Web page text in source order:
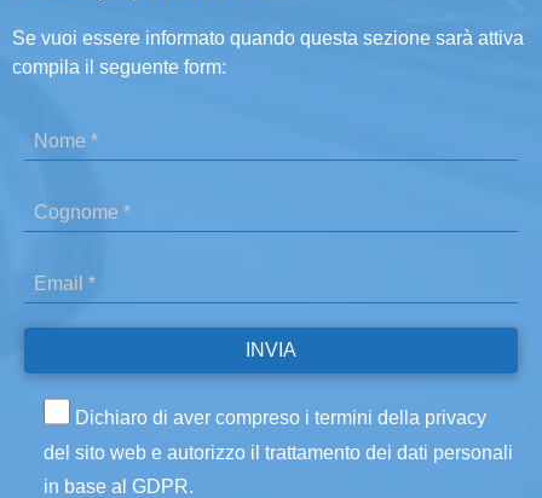
Se vuoi essere informato quando questa sezione sarà attiva
compila il seguente form:
Dichiaro di aver compreso i termini della privacy
del sito web e autorizzo il trattamento dei dati personali
in base al GDPR.